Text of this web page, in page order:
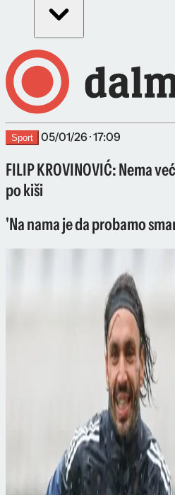
Sport 05/01/26 · 17:09
FILIP KROVINOVIĆ: Nema
po kiši
'Na nama je da probamo